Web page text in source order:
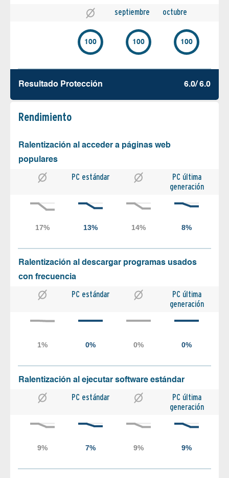
septiembre octubre
100 100 100
Resultado Protección 6.0/ 6.0
Rendimiento
Ralentización al acceder a páginas web
populares
PC estándar
PC última
generación
Ralentización al descargar programas usados
con frecuencia
PC estándar
PC última
generación
Ralentización al ejecutar software estándar
PC estándar
PC última
generación